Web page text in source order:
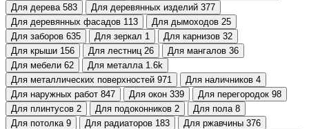
Для дерева 583 Для деревянных изделий 377
Для деревянных фасадов 113 Для дымоходов 25
Для заборов 635 Для зеркал 1 Для карнизов 32
Для крыши 156 Для лестниц 26 Для мангалов 36
Для мебели 62 Для металла 1.6k
Для металлических поверхностей 971 Для наличников 4
Для наружных работ 847 Для окон 339 Для перегородок 98
Для плинтусов 2 Для подоконников 2 Для пола 8
Для потолка 9 Для радиаторов 183 Для ржавчины 376